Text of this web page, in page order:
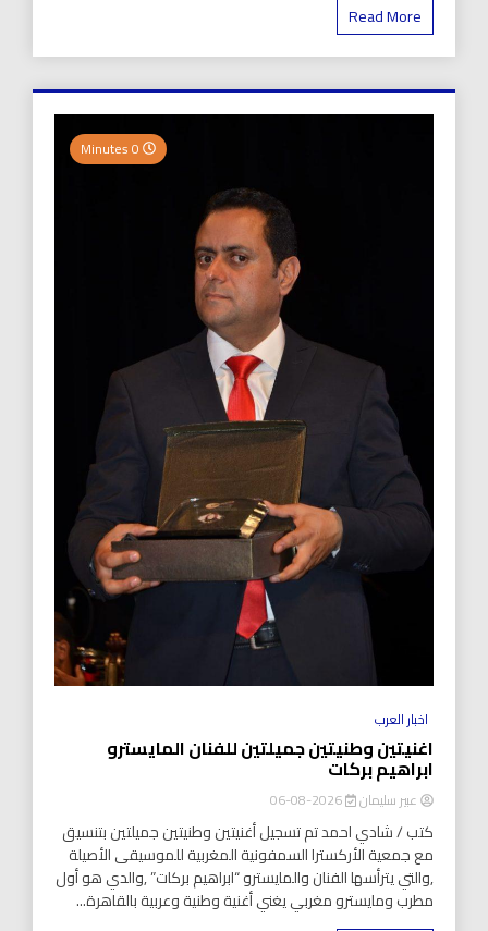
Read More
اخبار العرب
اغنيتين وطنيتين جميلتين للفنان المايسترو
ابراهيم بركات
عبير سليمان 2026-08-06
كتب / شادي احمد تم تسجيل أغنيتين وطنيتين جميلتين بتنسيق
مع جمعية الأركسترا السمفونية المغربية للموسيقى الأصيلة
,والتي يترأسها الفنان والمايسترو “ابراهيم بركات” ,والدي هو أول
مطرب ومايسترو مغربي يغني أغنية وطنية وعربية بالقاهرة...